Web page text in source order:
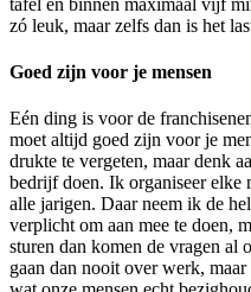
zó leuk, maar zelfs dan is het
Goed zijn voor je mensen
Eén ding is voor de
moet altijd goed zijn voor je
drukte te vergeten, maar denk
bedrijf doen. Ik organiseer elke
alle jarigen. Daar neem ik de
verplicht om aan mee te doen,
sturen dan komen de vragen al
gaan dan nooit over werk,